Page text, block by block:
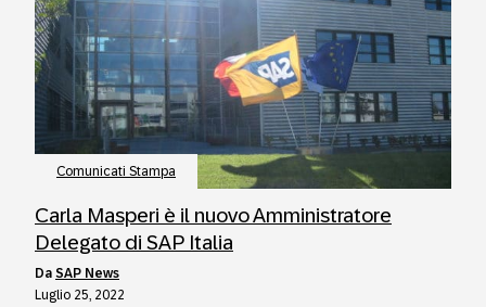
Comunicati Stampa
Carla Masperi è il nuovo Amministratore
Delegato di SAP Italia
da SAP News
Luglio 25, 2022